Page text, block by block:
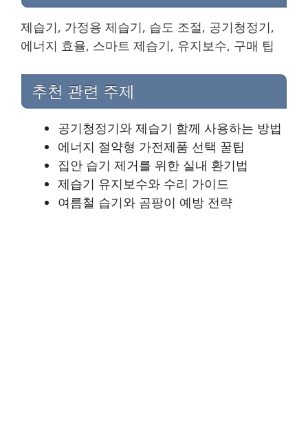
제습기, 가정용 제습기, 습도 조절, 공기청정기,
에너지 효율, 스마트 제습기, 유지보수, 구매 팁
추천 관련 주제
공기청정기와 제습기 함께 사용하는 방법
에너지 절약형 가전제품 선택 꿀팁
집안 습기 제거를 위한 실내 환기법
제습기 유지보수와 수리 가이드
여름철 습기와 곰팡이 예방 전략